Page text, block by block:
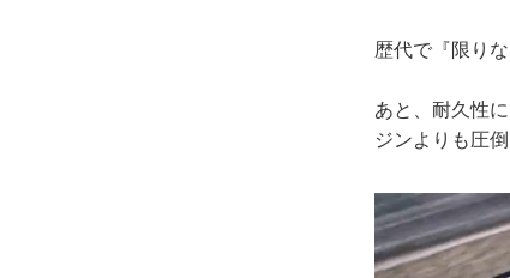
歴代で『限り
あと、耐久性
ジンよりも圧